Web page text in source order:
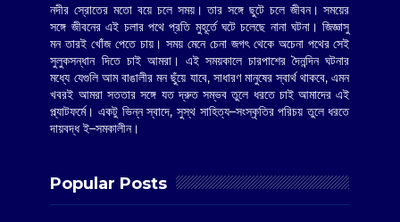
নদীর স্রোতের মতো বয়ে চলে সময়। তার সঙ্গে ছুটে চলে জীবন। সময়ের
সঙ্গে জীবনের এই চলার পথে প্রতি মুহূর্তে ঘটে চলেছে নানা ঘটনা। জিজ্ঞাসু
মন তারই খোঁজ পেতে চায়। সময় মেনে চেনা জগৎ থেকে অচেনা পথের সেই
সুলুকসন্ধান দিতে চাই আমরা। এই সময়কালে চারপাশের দৈনন্দিন ঘটনার
মধ্যে যেগুলি আম বাঙালীর মন ছুঁয়ে যাবে, সাধারণ মানুষের স্বার্থ থাকবে, এমন
খবরই আমরা সততার সঙ্গে যত দ্রুত সম্ভব তুলে ধরতে চাই আমাদের এই
প্ল্যাটফর্মে। একটু ভিন্ন স্বাদে, সুস্থ সাহিত্য–সংস্কৃতির পরিচয় তুলে ধরতে
দায়বদ্ধ ই–সমকালীন।
Popular Posts